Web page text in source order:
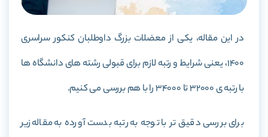
در این مقاله، یکی از معضلات بزرگ داوطلبان کنکور سراسری
1400، یعنی شرایط و رتبه لازم برای قبولی رشته های دانشگاه ها
با رتبه ی 32000 تا 34000 را با هم بررسی می کنیم.
برای بررسی دقیق تر با توجه به رتبه بدست آورده به مقاله زیر